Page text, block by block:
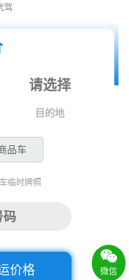
驾
目的地
品车
临时牌照
价格 微信